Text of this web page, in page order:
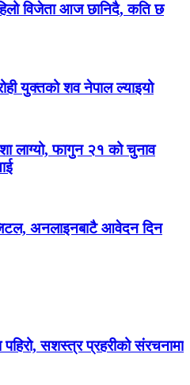
विजेता आज छानिदै, कति छ
युक्तको शव नेपाल ल्याइयो
लाग्यो, फागुन २१ को चुनाव
अनलाइनबाटै आवेदन दिन
पहिरो, सशस्त्र प्रहरीको संरचनामा